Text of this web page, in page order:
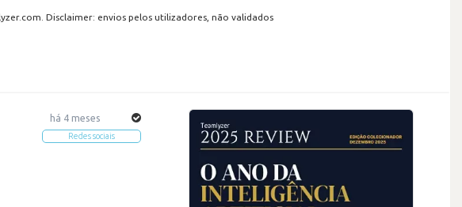
Disclaimer: envios pelos utilizadores, não validados
há 4 meses
Redes sociais